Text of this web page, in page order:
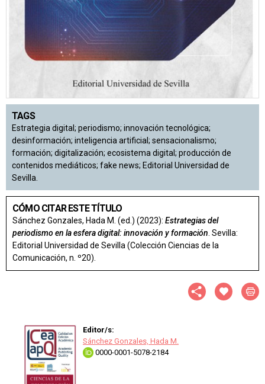
TAGS
Estrategia digital; periodismo; innovación tecnológica;
desinformación; inteligencia artificial; sensacionalismo;
formación; digitalización; ecosistema digital; producción de
contenidos mediáticos; fake news; Editorial Universidad de
Sevilla.
CÓMO CITAR ESTE TÍTULO
Sánchez Gonzales, Hada M. (ed.) (2023): Estrategias del
periodismo en la esfera digital: innovación y formación . Sevilla:
Editorial Universidad de Sevilla (Colección Ciencias de la
Comunicación, n. º20).
Editor/s:
Sánchez Gonzales, Hada M.
0000-0001-5078-2184